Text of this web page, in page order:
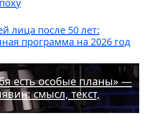
лица после 50 лет:
программа на 2026 год
есть особые планы» —
смысл, текст,